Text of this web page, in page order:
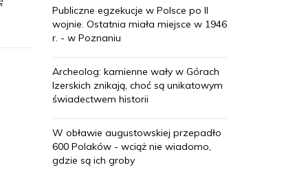
Publiczne egzekucje w Polsce po II
wojnie. Ostatnia miała miejsce w 1946
r. - w Poznaniu
Archeolog: kamienne wały w Górach
Izerskich znikają, choć są unikatowym
świadectwem historii
W obławie augustowskiej przepadło
600 Polaków - wciąż nie wiadomo,
gdzie są ich groby